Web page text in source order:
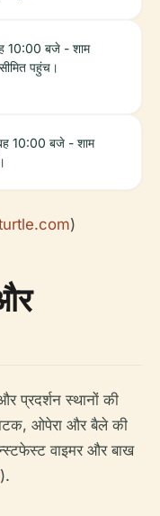
10:00 बजे - शाम
पहुंच।
10:00 बजे - शाम
)
प्रदर्शन स्थानों की
ओपेरा और बैले की
वाइमर और बाख
).